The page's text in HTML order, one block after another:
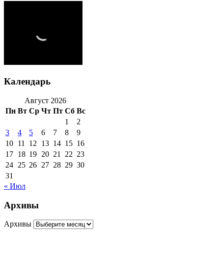
Календарь
Август 2026
Пн Вт Ср Чт Пт Сб Вс
1
2
3
4 5 6 7 8
9
10 11 12 13 14 15 16
17 18 19 20 21 22 23
24 25 26 27 28 29 30
31
« Июл
Архивы
Архивы